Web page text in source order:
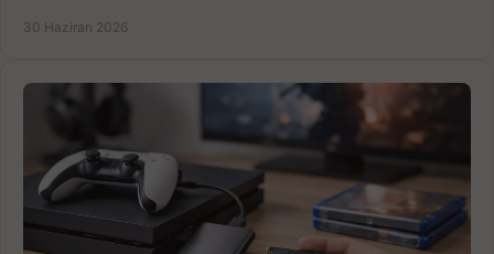
30 Haziran 2026